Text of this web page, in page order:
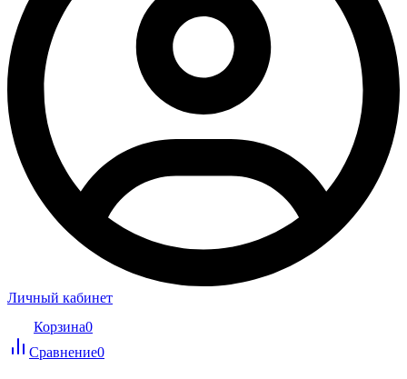
Личный кабинет
Корзина0
Сравнение0